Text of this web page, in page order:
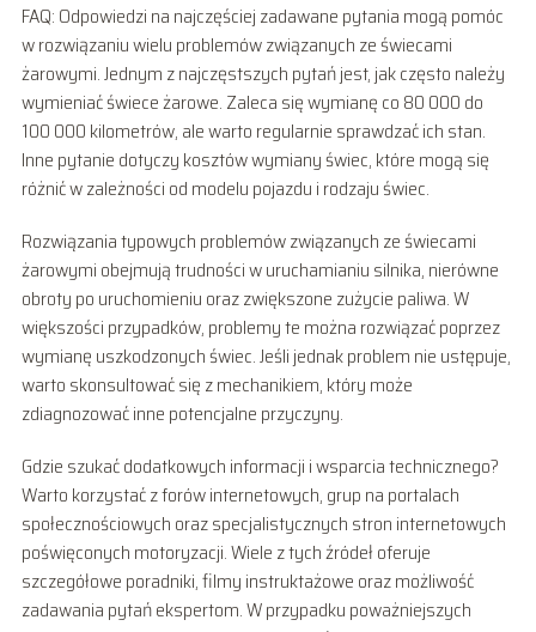
FAQ: Odpowiedzi na najczęściej zadawane pytania mogą pomóc
w rozwiązaniu wielu problemów związanych ze świecami
żarowymi. Jednym z najczęstszych pytań jest, jak często należy
wymieniać świece żarowe. Zaleca się wymianę co 80 000 do
100 000 kilometrów, ale warto regularnie sprawdzać ich stan.
Inne pytanie dotyczy kosztów wymiany świec, które mogą się
różnić w zależności od modelu pojazdu i rodzaju świec.
Rozwiązania typowych problemów związanych ze świecami
żarowymi obejmują trudności w uruchamianiu silnika, nierówne
obroty po uruchomieniu oraz zwiększone zużycie paliwa. W
większości przypadków, problemy te można rozwiązać poprzez
wymianę uszkodzonych świec. Jeśli jednak problem nie ustępuje,
warto skonsultować się z mechanikiem, który może
zdiagnozować inne potencjalne przyczyny.
Gdzie szukać dodatkowych informacji i wsparcia technicznego?
Warto korzystać z forów internetowych, grup na portalach
społecznościowych oraz specjalistycznych stron internetowych
poświęconych motoryzacji. Wiele z tych źródeł oferuje
szczegółowe poradniki, filmy instruktażowe oraz możliwość
zadawania pytań ekspertom. W przypadku poważniejszych